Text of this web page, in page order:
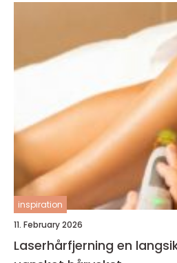
inspiration
11. February 2026
Laserhårfjerning en langsiktig løsning på